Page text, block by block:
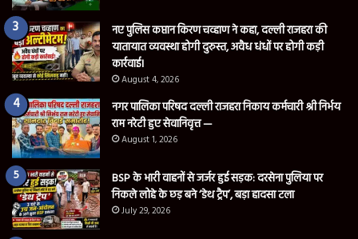
नए पुलिस कप्तान किरण चव्हाण ने कहा, दल्ली राजहरा की
यातायात व्यवस्था होगी दुरुस्त, अवैध धंधों पर होगी कड़ी
कार्रवाई।
August 4, 2026
नगर पालिका परिषद दल्ली राजहरा निकाय कर्मचारी श्री निर्भय
राम नरेटी हुए सेवानिवृत्त —
August 1, 2026
BSP के भारी वाहनों से जर्जर हुई सड़क: दरसेना पुलिया पर
निकले लोहे के छड़ बने ‘डेथ ट्रैप’, बड़ा हादसा टला
July 29, 2026